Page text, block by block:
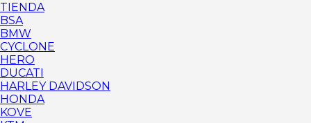
TIENDA
BSA
BMW
CYCLONE
HERO
DUCATI
HARLEY DAVIDSON
HONDA
KOVE